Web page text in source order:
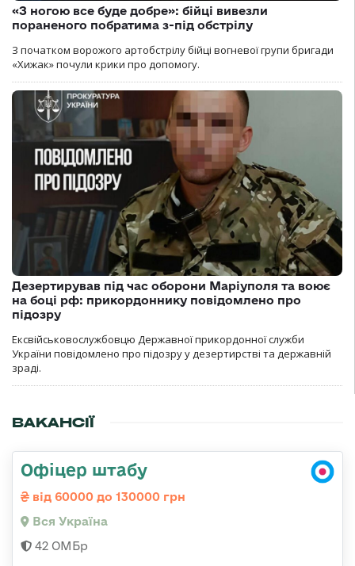
«З ногою все буде добре»: бійці вивезли
пораненого побратима з-під обстрілу
З початком ворожого артобстрілу бійці вогневої групи бригади
«Хижак» почули крики про допомогу.
Дезертирував під час оборони Маріуполя та воює
на боці рф: прикордоннику повідомлено про
підозру
Ексвійськовослужбовцю Державної прикордонної служби
України повідомлено про підозру у дезертирстві та державній
зраді.
ВАКАНСІЇ
Офіцер штабу
від 60000 до 130000 грн
Вся Україна
42 ОМБр